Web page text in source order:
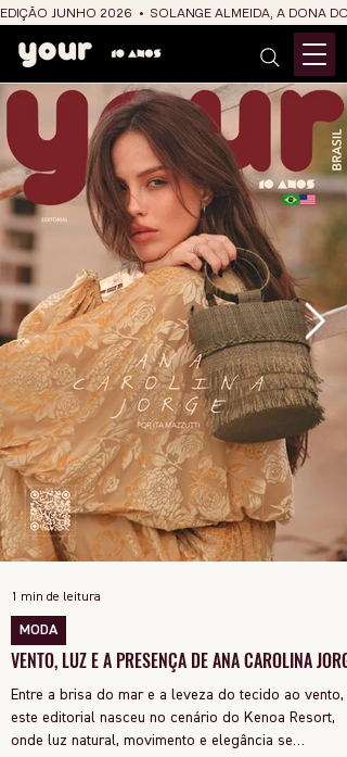
EDIÇÃO JUNHO 2026  •  SOLANGE ALMEIDA, A DONA
VENTO, LUZ E A PRESENÇA DE ANA CAROLINA JORGE
Entre a brisa do mar e a leveza do tecido ao vento,
este editorial nasceu no cenário do Kenoa Resort,
onde luz natural, movimento e elegância se
MODA
1 min de leitura